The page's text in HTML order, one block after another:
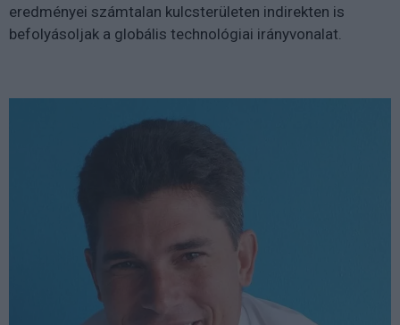
eredményei számtalan kulcsterületen indirekten is
befolyásoljak a globális technológiai irányvonalat.